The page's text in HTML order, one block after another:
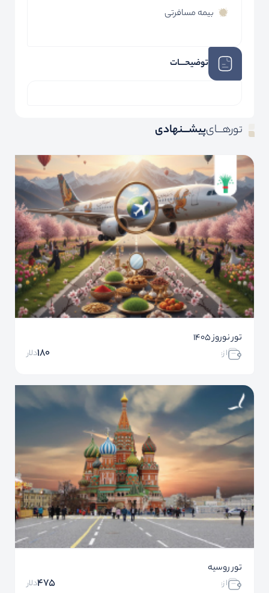
بیمه مسافرتی
توضیحـــات
تورهـــایپیشـــنهادی
تور نوروز 1405
ا ز: 180دلار
تور روسیه
ا ز: 475دلار